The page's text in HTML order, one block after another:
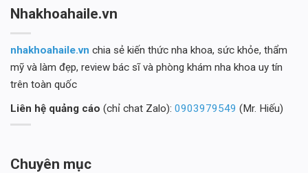
Nhakhoahaile.vn
nhakhoahaile.vn chia sẻ kiến thức nha khoa, sức khỏe, thẩm
mỹ và làm đẹp, review bác sĩ và phòng khám nha khoa uy tín
trên toàn quốc
Liên hệ quảng cáo (chỉ chat Zalo): 0903979549 (Mr. Hiếu)
Chuyên mục